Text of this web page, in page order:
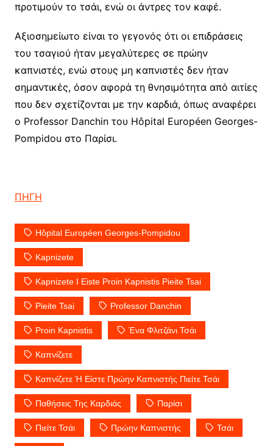
προτιμούν το τσάι, ενώ οι άντρες τον καφέ.
Αξιοσημείωτο είναι το γεγονός ότι οι επιδράσεις
του τσαγιού ήταν μεγαλύτερες σε πρώην
καπνιστές, ενώ στους μη καπνιστές δεν ήταν
σημαντικές, όσον αφορά τη θνησιμότητα από αιτίες
που δεν σχετίζονται με την καρδιά, όπως αναφέρει
ο Professor Danchin του Hôpital Européen Georges-
Pompidou στο Παρίσι.
ΠΗΓΗ
Hôpital Européen Georges-Pompidou
Kapnizete
Kapnizete I Eiste Proin Kapnistis Pieite Tsai
Pieite Tsai Professor Danchin
Proin Kapnistis Ένα Φλιτζάνι Τσάι
Καπνίζετε
Καπνίζετε Ή Είστε Πρώην Καπνιστής Πιείτε Τσάι
Παθήσεις Της Καρδιάς Παρίσι
Πιείτε Τσάι Πρώην Καπνιστής Τσάι